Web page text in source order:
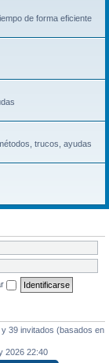
de forma eficiente
trucos, ayudas
39 invitados (basados en
2026 22:40